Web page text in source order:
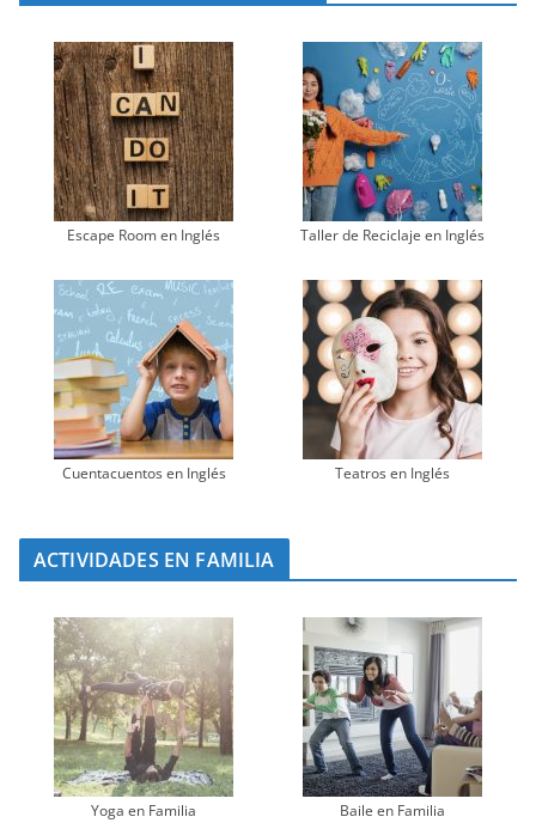
Escape Room en Inglés Taller de Reciclaje en Inglés
Cuentacuentos en Inglés Teatros en Inglés
ACTIVIDADES EN FAMILIA
Yoga en Familia Baile en Familia